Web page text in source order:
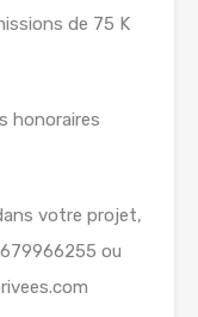
de 75 K
honoraires
votre projet,
ou